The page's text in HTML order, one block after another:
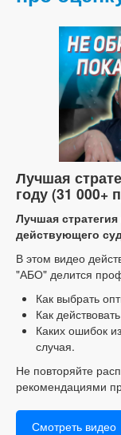
Лучшая
году (31 000+
Лучшая
действующего
В этом видео
"АБО" делится
Как выбрать
Как
Каких ошибок
случая.
Не повторяйте
рекомендациями
Смотреть видео